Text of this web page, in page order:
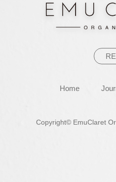
Home
Copyright© EmuClaret